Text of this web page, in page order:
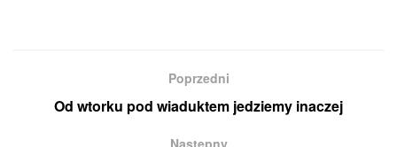
Poprzedni
Od wtorku pod wiaduktem jedziemy inaczej